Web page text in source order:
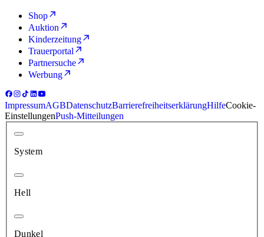
Shop
Auktion
Kinderzeitung
Trauerportal
Partnersuche
Werbung
ImpressumAGBDatenschutzBarrierefreiheitserklärungHilfeCookie-
EinstellungenPush-Mitteilungen
System
Hell
Dunkel